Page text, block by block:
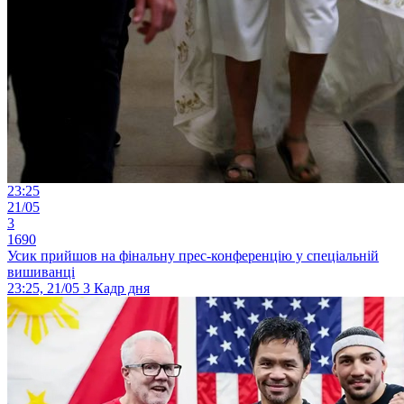
23:25
21/05
3
1690
Усик прийшов на фінальну прес-конференцію у спеціальній
вишиванці
23:25, 21/05 3 Кадр дня